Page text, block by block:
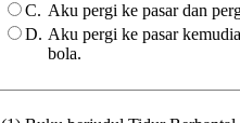
C. Aku pergi ke pasar dan
D. Aku pergi ke pasar
bola.